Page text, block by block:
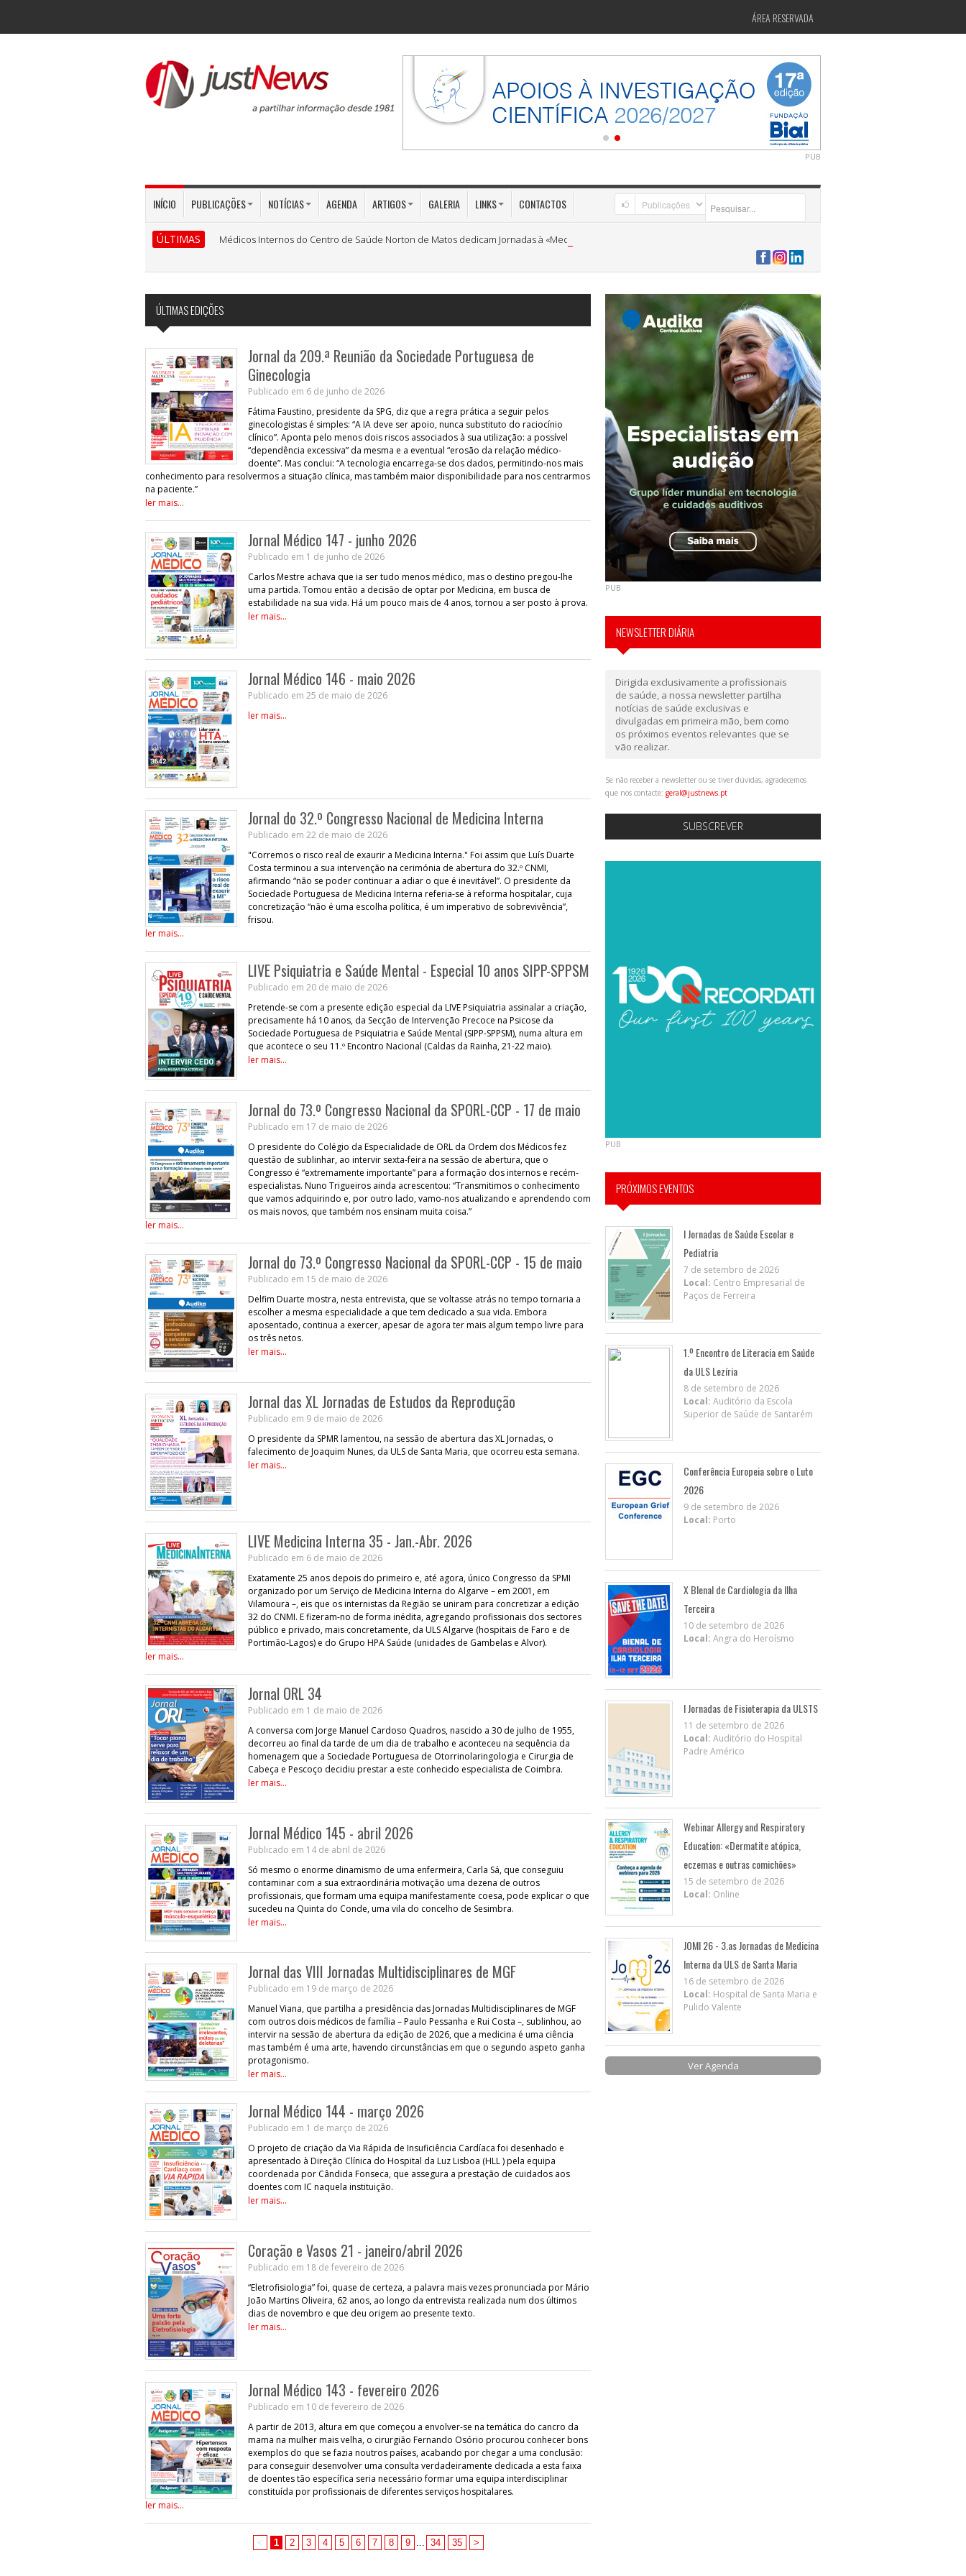
ÁREA RESERVADA
PUB
INÍCIO PUBLICAÇÕES NOTÍCIAS AGENDA ARTIGOS GALERIA LINKS CONTACTOS
ÚLTIMAS Médicos Internos do Centro de Saúde Norton de Matos dedicam Jornadas à «Medicina Preventiva»
ÚLTIMAS EDIÇÕES
Jornal da 209.ª Reunião da Sociedade Portuguesa de
Ginecologia
Publicado em 6 de junho de 2026
Fátima Faustino, presidente da SPG, diz que a regra prática a seguir pelos
ginecologistas é simples: “A IA deve ser apoio, nunca substituto do raciocínio
clínico”. Aponta pelo menos dois riscos associados à sua utilização: a possível
“dependência excessiva” da mesma e a eventual “erosão da relação médico-
doente”. Mas conclui: “A tecnologia encarrega-se dos dados, permitindo-nos mais
conhecimento para resolvermos a situação clínica, mas também maior disponibilidade para nos centrarmos
na paciente.”
ler mais...
Jornal Médico 147 - junho 2026
Publicado em 1 de junho de 2026
Carlos Mestre achava que ia ser tudo menos médico, mas o destino pregou-lhe
uma partida. Tomou então a decisão de optar por Medicina, em busca de
estabilidade na sua vida. Há um pouco mais de 4 anos, tornou a ser posto à prova.
ler mais...
Jornal Médico 146 - maio 2026
Publicado em 25 de maio de 2026
ler mais...
Jornal do 32.º Congresso Nacional de Medicina Interna
Publicado em 22 de maio de 2026
"Corremos o risco real de exaurir a Medicina Interna." Foi assim que Luís Duarte
Costa terminou a sua intervenção na cerimónia de abertura do 32.º CNMI,
afirmando “não se poder continuar a adiar o que é inevitável”. O presidente da
Sociedade Portuguesa de Medicina Interna referia-se à reforma hospitalar, cuja
concretização “não é uma escolha política, é um imperativo de sobrevivência”,
frisou.
ler mais...
LIVE Psiquiatria e Saúde Mental - Especial 10 anos SIPP-SPPSM
Publicado em 20 de maio de 2026
Pretende-se com a presente edição especial da LIVE Psiquiatria assinalar a criação,
precisamente há 10 anos, da Secção de Intervenção Precoce na Psicose da
Sociedade Portuguesa de Psiquiatria e Saúde Mental (SIPP-SPPSM), numa altura em
que acontece o seu 11.º Encontro Nacional (Caldas da Rainha, 21-22 maio).
ler mais...
Jornal do 73.º Congresso Nacional da SPORL-CCP - 17 de maio
Publicado em 17 de maio de 2026
O presidente do Colégio da Especialidade de ORL da Ordem dos Médicos fez
questão de sublinhar, ao intervir sexta-feira na sessão de abertura, que o
Congresso é “extremamente importante” para a formação dos internos e recém-
especialistas. Nuno Trigueiros ainda acrescentou: “Transmitimos o conhecimento
que vamos adquirindo e, por outro lado, vamo-nos atualizando e aprendendo com
os mais novos, que também nos ensinam muita coisa.”
ler mais...
Jornal do 73.º Congresso Nacional da SPORL-CCP - 15 de maio
Publicado em 15 de maio de 2026
Delfim Duarte mostra, nesta entrevista, que se voltasse atrás no tempo tornaria a
escolher a mesma especialidade a que tem dedicado a sua vida. Embora
aposentado, continua a exercer, apesar de agora ter mais algum tempo livre para
os três netos.
ler mais...
Jornal das XL Jornadas de Estudos da Reprodução
Publicado em 9 de maio de 2026
O presidente da SPMR lamentou, na sessão de abertura das XL Jornadas, o
falecimento de Joaquim Nunes, da ULS de Santa Maria, que ocorreu esta semana.
ler mais...
LIVE Medicina Interna 35 - Jan.-Abr. 2026
Publicado em 6 de maio de 2026
Exatamente 25 anos depois do primeiro e, até agora, único Congresso da SPMI
organizado por um Serviço de Medicina Interna do Algarve – em 2001, em
Vilamoura –, eis que os internistas da Região se uniram para concretizar a edição
32 do CNMI. E fizeram-no de forma inédita, agregando profissionais dos sectores
público e privado, mais concretamente, da ULS Algarve (hospitais de Faro e de
Portimão-Lagos) e do Grupo HPA Saúde (unidades de Gambelas e Alvor).
ler mais...
Jornal ORL 34
Publicado em 1 de maio de 2026
A conversa com Jorge Manuel Cardoso Quadros, nascido a 30 de julho de 1955,
decorreu ao final da tarde de um dia de trabalho e aconteceu na sequência da
homenagem que a Sociedade Portuguesa de Otorrinolaringologia e Cirurgia de
Cabeça e Pescoço decidiu prestar a este conhecido especialista de Coimbra.
ler mais...
Jornal Médico 145 - abril 2026
Publicado em 14 de abril de 2026
Só mesmo o enorme dinamismo de uma enfermeira, Carla Sá, que conseguiu
contaminar com a sua extraordinária motivação uma dezena de outros
profissionais, que formam uma equipa manifestamente coesa, pode explicar o que
sucedeu na Quinta do Conde, uma vila do concelho de Sesimbra.
ler mais...
Jornal das VIII Jornadas Multidisciplinares de MGF
Publicado em 19 de março de 2026
Manuel Viana, que partilha a presidência das Jornadas Multidisciplinares de MGF
com outros dois médicos de família – Paulo Pessanha e Rui Costa –, sublinhou, ao
intervir na sessão de abertura da edição de 2026, que a medicina é uma ciência
mas também é uma arte, havendo circunstâncias em que o segundo aspeto ganha
protagonismo.
ler mais...
Jornal Médico 144 - março 2026
Publicado em 1 de março de 2026
O projeto de criação da Via Rápida de Insuficiência Cardíaca foi desenhado e
apresentado à Direção Clínica do Hospital da Luz Lisboa (HLL ) pela equipa
coordenada por Cândida Fonseca, que assegura a prestação de cuidados aos
doentes com IC naquela instituição.
ler mais...
Coração e Vasos 21 - janeiro/abril 2026
Publicado em 18 de fevereiro de 2026
“Eletrofisiologia” foi, quase de certeza, a palavra mais vezes pronunciada por Mário
João Martins Oliveira, 62 anos, ao longo da entrevista realizada num dos últimos
dias de novembro e que deu origem ao presente texto.
ler mais...
Jornal Médico 143 - fevereiro 2026
Publicado em 10 de fevereiro de 2026
A partir de 2013, altura em que começou a envolver-se na temática do cancro da
mama na mulher mais velha, o cirurgião Fernando Osório procurou conhecer bons
exemplos do que se fazia noutros países, acabando por chegar a uma conclusão:
para conseguir desenvolver uma consulta verdadeiramente dedicada a esta faixa
de doentes tão específica seria necessário formar uma equipa interdisciplinar
constituída por profissionais de diferentes serviços hospitalares.
ler mais...
< 1 2 3 4 5 6 7 8 9 ... 34 35 >
PUB
NEWSLETTER DIÁRIA
Dirigida exclusivamente a profissionais
de saúde, a nossa newsletter partilha
notícias de saúde exclusivas e
divulgadas em primeira mão, bem como
os próximos eventos relevantes que se
vão realizar.
Se não receber a newsletter ou se tiver dúvidas, agradecemos
que nos contacte: geral@justnews.pt
SUBSCREVER
PUB
PRÓXIMOS EVENTOS
I Jornadas de Saúde Escolar e
Pediatria
7 de setembro de 2026
Local: Centro Empresarial de
Paços de Ferreira
1.º Encontro de Literacia em Saúde
da ULS Lezíria
8 de setembro de 2026
Local: Auditório da Escola
Superior de Saúde de Santarém
Conferência Europeia sobre o Luto
2026
9 de setembro de 2026
Local: Porto
X BIenal de Cardiologia da Ilha
Terceira
10 de setembro de 2026
Local: Angra do Heroísmo
I Jornadas de Fisioterapia da ULSTS
11 de setembro de 2026
Local: Auditório do Hospital
Padre Américo
Webinar Allergy and Respiratory
Education: «Dermatite atópica,
eczemas e outras comichões»
15 de setembro de 2026
Local: Online
JOMI 26 - 3.as Jornadas de Medicina
Interna da ULS de Santa Maria
16 de setembro de 2026
Local: Hospital de Santa Maria e
Pulido Valente
Ver Agenda